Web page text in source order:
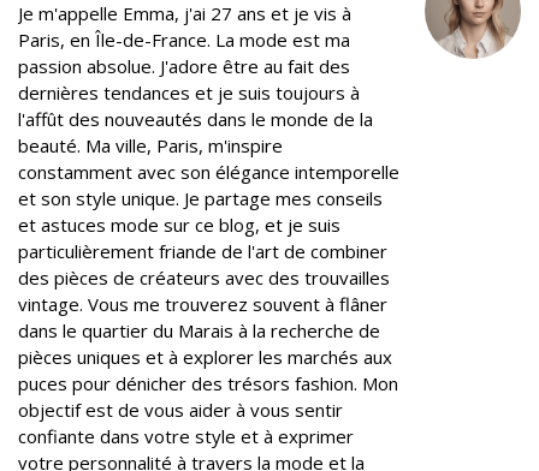
k
n
Je m'appelle Emma, j'ai 27 ans et je vis à
Paris, en Île-de-France. La mode est ma
passion absolue. J'adore être au fait des
dernières tendances et je suis toujours à
l'affût des nouveautés dans le monde de la
beauté. Ma ville, Paris, m'inspire
constamment avec son élégance intemporelle
et son style unique. Je partage mes conseils
et astuces mode sur ce blog, et je suis
particulièrement friande de l'art de combiner
des pièces de créateurs avec des trouvailles
vintage. Vous me trouverez souvent à flâner
dans le quartier du Marais à la recherche de
pièces uniques et à explorer les marchés aux
puces pour dénicher des trésors fashion. Mon
objectif est de vous aider à vous sentir
confiante dans votre style et à exprimer
votre personnalité à travers la mode et la